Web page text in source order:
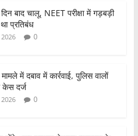
बाद चालू, NEET परीक्षा में गड़बड़ी
प्रतिबंध
0
मामले में दबाव में कार्रवाई, पुलिस वालों
केस दर्ज
0